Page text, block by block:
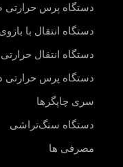
دستگاه پرس
دستگاه انتقال با
دستگاه انتقال
دستگاه پرس حرارتی
سری چاپگرها
دستگاه سنگ‌تراشی
مصرفی ها